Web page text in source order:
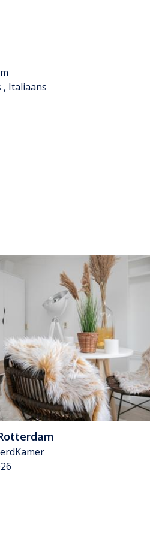
een DM, dan vertel ik je graag
, Italiaans
Kamer